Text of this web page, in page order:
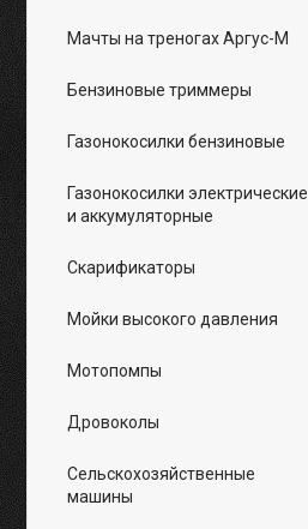
Мачты на треногах Аргус-М
Бензиновые триммеры
Газонокосилки бензиновые
Газонокосилки электрические
и аккумуляторные
Скарификаторы
Мойки высокого давления
Мотопомпы
Дровоколы
Сельскохозяйственные
машины